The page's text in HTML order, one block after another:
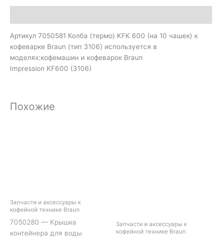
Артикул 7050581 Колба (термо) KFK 600 (на 10 чашек) к
кофеварке Braun (тип 3106) используется в
моделях:кофемашин и кофеварок Braun
Impression KF600 (3106)
Похожие
Запчасти и аксессуары к
кофейной технике Braun
7050280 — Крышка
контейнера для воды
Запчасти и аксессуары к
кофейной технике Braun